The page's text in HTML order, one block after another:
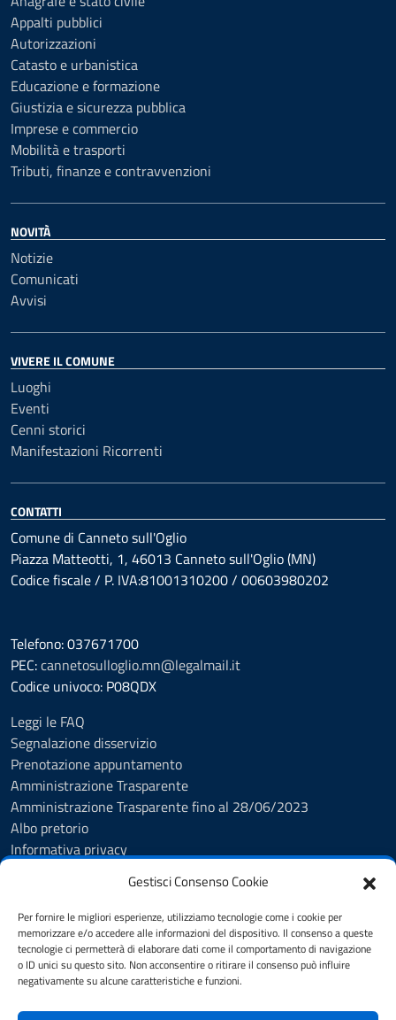
Gestisci Consenso Cookie
Per fornire le migliori esperienze, utilizziamo tecnologie come i cookie per
memorizzare e/o accedere alle informazioni del dispositivo. Il consenso a queste
tecnologie ci permetterà di elaborare dati come il comportamento di navigazione
o ID unici su questo sito. Non acconsentire o ritirare il consenso può influire
negativamente su alcune caratteristiche e funzioni.
Appalti pubblici
Autorizzazioni
Catasto e urbanistica
Educazione e formazione
Giustizia e sicurezza pubblica
Imprese e commercio
Mobilità e trasporti
Tributi, finanze e contravvenzioni
NOVITÀ
Notizie
Comunicati
Avvisi
VIVERE IL COMUNE
Luoghi
Eventi
Cenni storici
Manifestazioni Ricorrenti
CONTATTI
Comune di Canneto sull'Oglio
Piazza Matteotti, 1, 46013 Canneto sull'Oglio (MN)
Codice fiscale / P. IVA:81001310200 / 00603980202
Telefono: 037671700
PEC:cannetosulloglio.mn@legalmail.it
Codice univoco: P08QDX
Leggi le FAQ
Segnalazione disservizio
Prenotazione appuntamento
Amministrazione Trasparente
Amministrazione Trasparente fino al 28/06/2023
Albo pretorio
Informativa privacy
Feedback Accessibilità
Dichiarazione di accessibilità
Obiettivi di accessibilità
Piano di Miglioramento dei Servizi